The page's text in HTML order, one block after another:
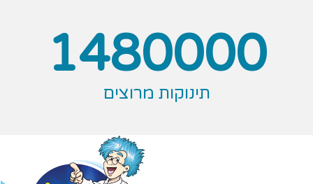
תינוקות מרוצים
1480000